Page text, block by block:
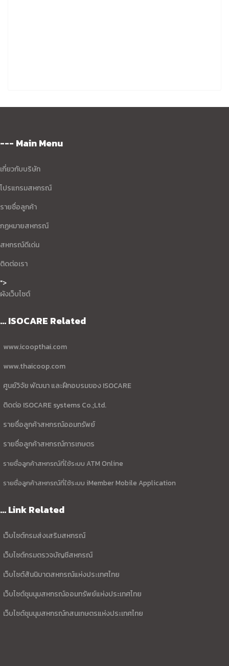
--- Main Menu
เกี่ยวกับบริษัท
โปรแกรมสหกรณ์
รายชื่อลูกค้า
กฏหมายสหกรณ์
สหกรณ์ดีเด่น
ติดต่อเรา
">
ผังเว็บไซต์
... ISOCARE Related
www.icoopthai.com
www.thaicoop.com
ศูนย์วิจัย พัฒนา และฝึกอบรมของ ISOCARE
ติดต่อ ISOCARE systems Co.;Ltd.
รายชื่อลูกค้าสหกรณ์ออมทรัพย์
รายชื่อลูกค้าสหกรณ์การเกษตร
รายชื่อลูกค้าสหกรณ์ที่ใช้ระบบ ATM Online
รายชื่อลูกค้าสหกรณ์ที่ใช้ระบบ iMember Mobile Application
... Link Related
เว็บไซต์กรมส่งเสริมสหกรณ์
เว็บไซต์กรมตรวจบัญชีสหกรณ์
เว็บไซต์สันนิบาตสหกรณ์แห่งประเทศไทย
เว็บไซต์ชุมนุมสหกรณ์ออมทรัพย์แห่งประเทศไทย
เว็บไซต์ชุมนุมสหกรณ์กสนเกษตรแห่งประเทศไทย